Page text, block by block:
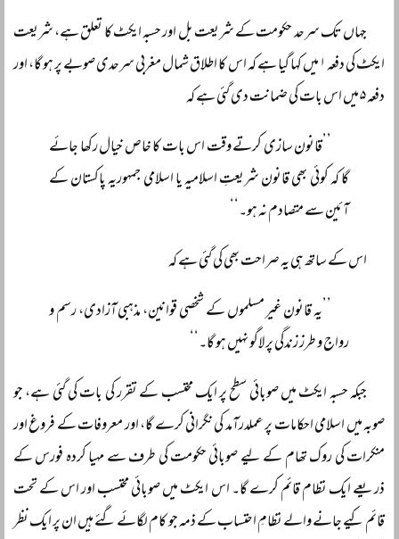
جہاں تک سرحد حکومت کے شریعت بل اور حسبہ ایکٹ کا تعلق ہے، شریعت
ایکٹ کی دفعہ ۱ میں کہا گیا ہے کہ اس کا اطلاق شمال مغربی سرحدی صوبے پر ہو گا، اور
دفعہ ۵ میں اس بات کی ضمانت دی گئی ہے کہ
’’قانون سازی کرتے وقت اس بات کا خاص خیال رکھا جائے
گا کہ کوئی بھی قانون شریعتِ اسلامیہ یا اسلامی جمہوریہ پاکستان کے
آئین سے متصادم نہ ہو۔‘‘
اس کے ساتھ ہی یہ صراحت بھی کی گئی ہے کہ
’’یہ قانون غیر مسلموں کے شخصی قوانین، مذہبی آزادی، رسم و
رواج و طرز زندگی پر لاگو نہیں ہو گا۔‘‘
جبکہ حسبہ ایکٹ میں صوبائی سطح پر ایک محتسب کے تقرر کی بات کی گئی ہے، جو
صوبہ میں اسلامی احکامات پر عملدرآمد کی نگرانی کرے گا، اور معروفات کے فروغ اور
منکرات کی روک تھام کے لیے صوبائی حکومت کی طرف سے مہیا کردہ فورس کے
ذریعے ایک نظام قائم کرے گا۔ اس ایکٹ میں صوبائی محتسب اور اس کے تحت
قائم کیے جانے والے نظامِ احتساب کے ذمہ جو کام لگائے گئے ہیں ان پر ایک نظر